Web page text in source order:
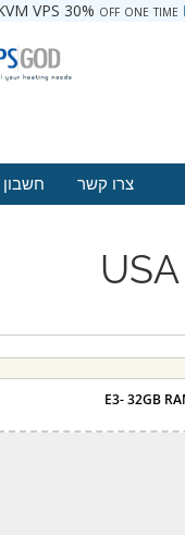
VPS 30% off one time
צרו קשר
E3- 32GB